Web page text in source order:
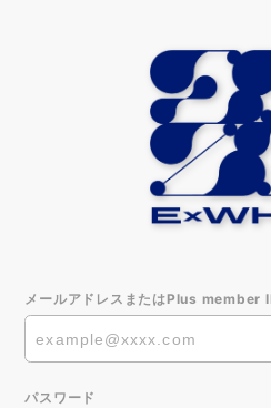
メールアドレスまたはPlus member
パスワード